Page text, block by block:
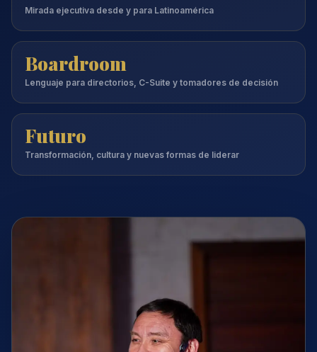
Mirada ejecutiva desde y para Latinoamérica
Boardroom
Lenguaje para directorios, C-Suite y tomadores de decisión
Futuro
Transformación, cultura y nuevas formas de liderar